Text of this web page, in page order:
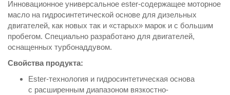
Инновационное универсальное ester-содержащее моторное
масло на гидросинтетической основе для дизельных
двигателей, как новых так и «старых» марок и с большим
пробегом. Специально разработано для двигателей,
оснащенных турбонаддувом.
Свойства продукта:
Ester-технология и гидросинтетическая основа
с расширенным диапазоном вязкостно-